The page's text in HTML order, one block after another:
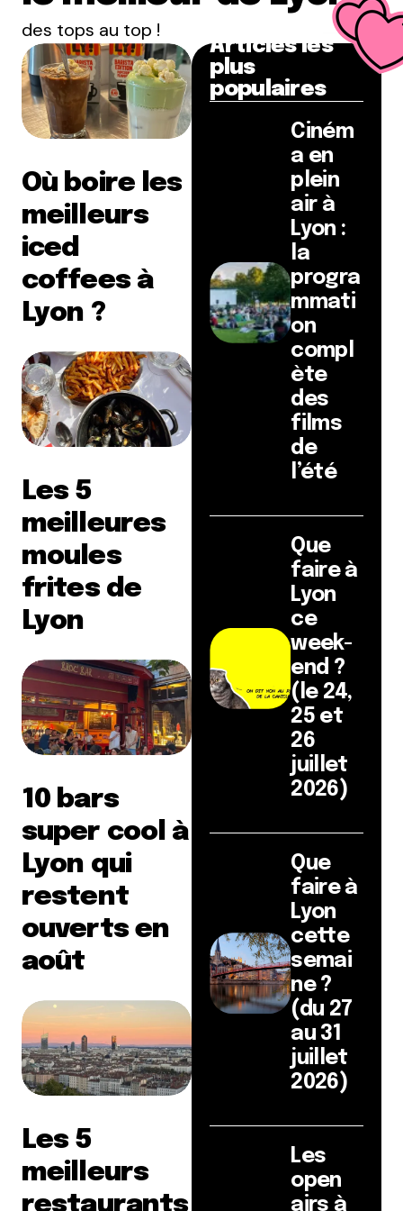
des tops au top !
Où boire les
meilleurs
iced
coffees à
Lyon ?
Les 5
meilleures
moules
frites de
Lyon
10 bars
super cool à
Lyon qui
restent
ouverts en
août
Les 5
meilleurs
restaurants
Articles les
plus
populaires
Ciném
a en
plein
air à
Lyon :
la
progra
mmati
on
compl
ète
des
films
de
l’été
Que
faire à
Lyon
ce
week-
end ?
(le 24,
25 et
26
juillet
2026)
Que
faire à
Lyon
cette
semai
ne ?
(du 27
au 31
juillet
2026)
Les
open
airs à